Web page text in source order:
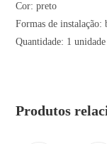
Cor: preto
Formas de
Quantidade: 1 unidade
Produtos